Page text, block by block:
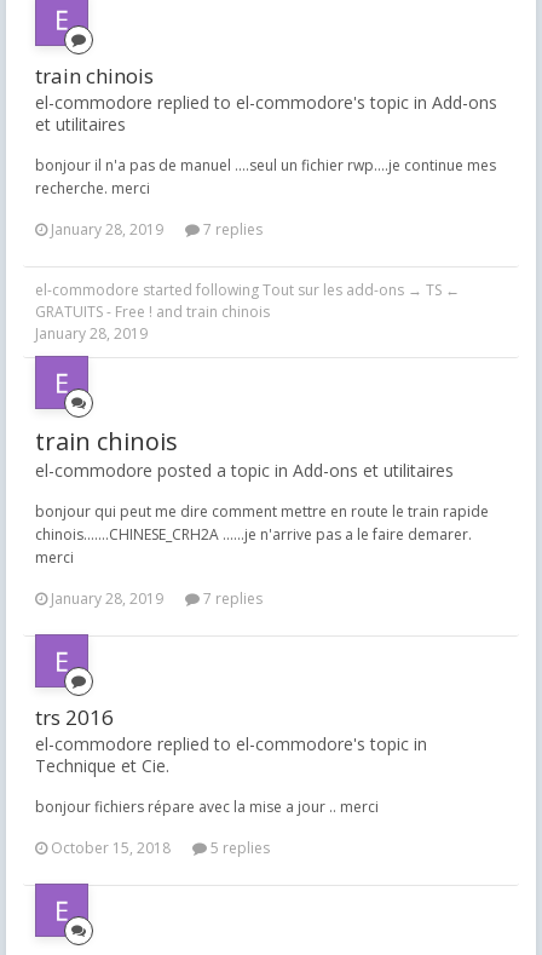
train chinois
el-commodore replied to el-commodore's topic in Add-ons
et utilitaires
bonjour il n'a pas de manuel ....seul un fichier rwp....je continue mes
recherche. merci
January 28, 2019
7 replies
el-commodore started followingTout sur les add-ons → TS ←
GRATUITS - Free ! and train chinois
January 28, 2019
train chinois
el-commodore posted a topic in Add-ons et utilitaires
bonjour qui peut me dire comment mettre en route le train rapide
chinois.......CHINESE_CRH2A ......je n'arrive pas a le faire demarer.
merci
January 28, 2019
7 replies
trs 2016
el-commodore replied to el-commodore's topic in
Technique et Cie.
bonjour fichiers répare avec la mise a jour .. merci
October 15, 2018
5 replies